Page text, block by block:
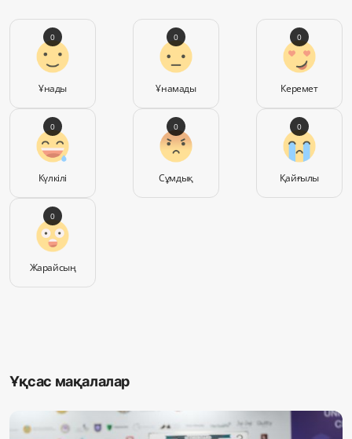
Ұнады
0
Ұнамады
0
Керемет
0
Күлкілі
0
Сұмдық
0
Қайғылы
0
Жарайсың
0
Ұқсас мақалалар